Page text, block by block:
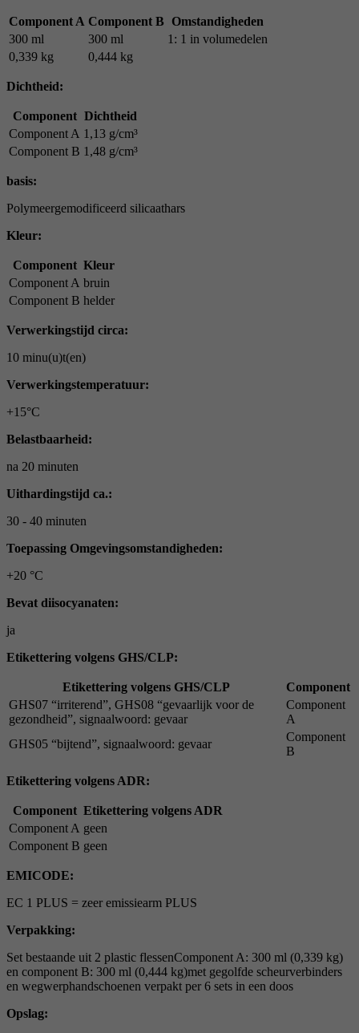
Component A Component B
Omstandigheden
300 ml
300 ml
1: 1 in volumedelen
0,339 kg
0,444 kg
Dichtheid:
Component Dichtheid
Component A 1,13 g/cm³
Component B 1,48 g/cm³
basis:
Polymeergemodificeerd silicaathars
Kleur:
Component Kleur
Component A bruin
Component B helder
Verwerkingstijd circa:
10 minu(u)t(en)
Verwerkingstemperatuur:
+15°C
Belastbaarheid:
na 20 minuten
Uithardingstijd ca.:
30 - 40 minuten
Toepassing Omgevingsomstandigheden:
+20 °C
Bevat diisocyanaten:
ja
Etikettering volgens GHS/CLP:
Etikettering volgens GHS/CLP
Component
GHS07 “irriterend”, GHS08 “gevaarlijk voor de
gezondheid”, signaalwoord: gevaar
Component
A
GHS05 “bijtend”, signaalwoord: gevaar
Component
B
Etikettering volgens ADR:
Component Etikettering volgens ADR
Component A geen
Component B geen
EMICODE:
EC 1 PLUS = zeer emissiearm PLUS
Verpakking:
Set bestaande uit 2 plastic flessenComponent A: 300 ml (0,339 kg)
en component B: 300 ml (0,444 kg)met gegolfde scheurverbinders
en wegwerphandschoenen verpakt per 6 sets in een doos
Opslag: